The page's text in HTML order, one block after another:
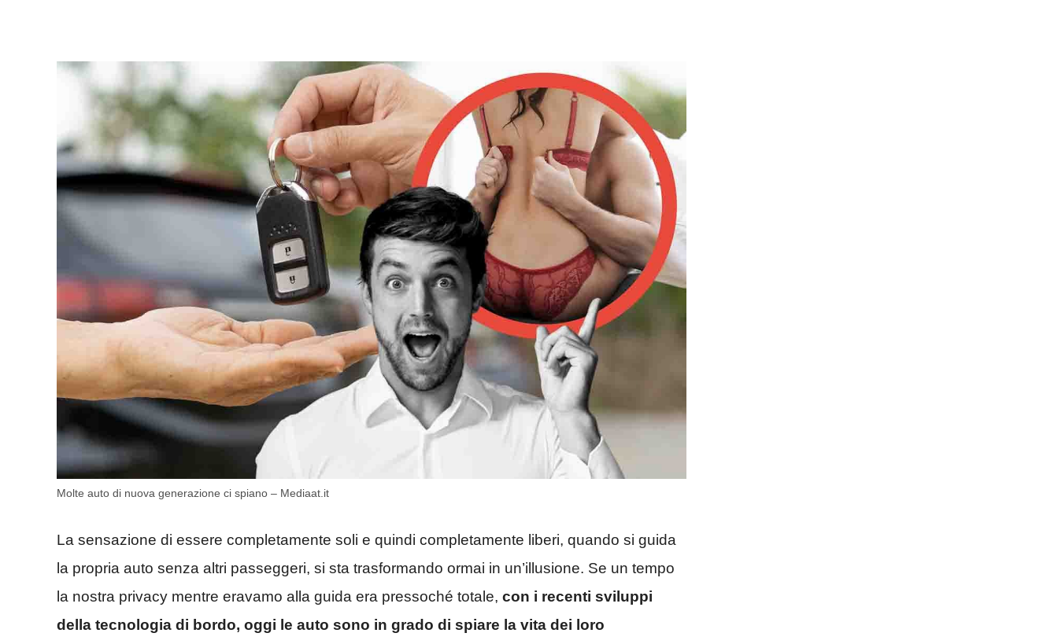
Molte auto di nuova generazione ci spiano – Mediaat.it
La sensazione di essere completamente soli e quindi completamente liberi, quando si guida
la propria auto senza altri passeggeri, si sta trasformando ormai in un’illusione. Se un tempo
la nostra privacy mentre eravamo alla guida era pressoché totale, con i recenti sviluppi
della tecnologia di bordo, oggi le auto sono in grado di spiare la vita dei loro